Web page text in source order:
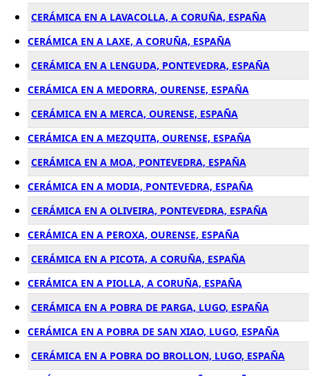
CERÁMICA EN A LAVACOLLA, A CORUÑA, ESPAÑA
CERÁMICA EN A LAXE, A CORUÑA, ESPAÑA
CERÁMICA EN A LENGUDA, PONTEVEDRA, ESPAÑA
CERÁMICA EN A MEDORRA, OURENSE, ESPAÑA
CERÁMICA EN A MERCA, OURENSE, ESPAÑA
CERÁMICA EN A MEZQUITA, OURENSE, ESPAÑA
CERÁMICA EN A MOA, PONTEVEDRA, ESPAÑA
CERÁMICA EN A MODIA, PONTEVEDRA, ESPAÑA
CERÁMICA EN A OLIVEIRA, PONTEVEDRA, ESPAÑA
CERÁMICA EN A PEROXA, OURENSE, ESPAÑA
CERÁMICA EN A PICOTA, A CORUÑA, ESPAÑA
CERÁMICA EN A PIOLLA, A CORUÑA, ESPAÑA
CERÁMICA EN A POBRA DE PARGA, LUGO, ESPAÑA
CERÁMICA EN A POBRA DE SAN XIAO, LUGO, ESPAÑA
CERÁMICA EN A POBRA DO BROLLON, LUGO, ESPAÑA